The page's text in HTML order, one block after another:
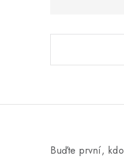
o
n
c
n
Buďte první,